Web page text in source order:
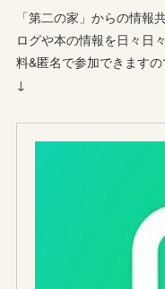
「第二の家」からの情報
ログや本の情報を日々日
料&匿名で参加できます
↓